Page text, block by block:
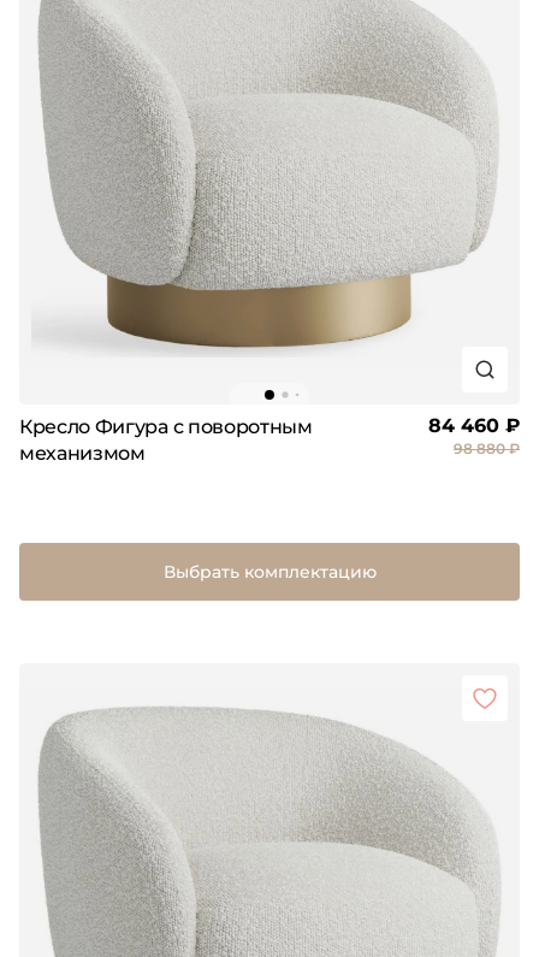
Кресло Фигура с поворотным
механизмом
84 460 ₽
98 880 ₽
Выбрать комплектацию